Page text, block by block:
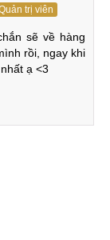
trị viên
sẽ về hàng
rồi, ngay khi
ạ <3